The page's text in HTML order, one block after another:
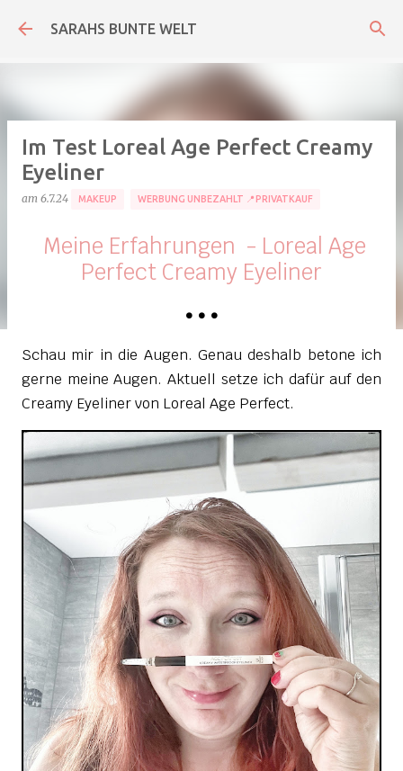
Direkt zum Hauptbereich
SARAHS BUNTE WELT
Im Test Loreal Age Perfect Creamy
Eyeliner
am 6.7.24 MAKEUP WERBUNG UNBEZAHLT 📍PRIVATKAUF
Meine Erfahrungen - Loreal Age
Perfect Creamy Eyeliner
• • •
Schau mir in die Augen. Genau deshalb betone ich
gerne meine Augen. Aktuell setze ich dafür auf den
Creamy Eyeliner von Loreal Age Perfect.